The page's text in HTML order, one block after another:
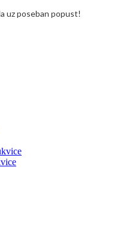
uz poseban popust!